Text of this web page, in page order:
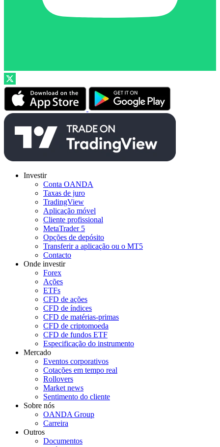
Investir
Conta OANDA
Taxas de juro
TradingView
Aplicação móvel
Cliente profissional
MetaTrader 5
Opções de depósito
Transferir a aplicação ou o MT5
Contacto
Onde investir
Forex
Ações
ETFs
CFD de ações
CFD de índices
CFD de matérias-primas
CFD de criptomoeda
CFD de fundos ETF
Especificação do instrumento
Mercado
Eventos corporativos
Cotações em tempo real
Rollovers
Market news
Sentimento do cliente
Sobre nós
OANDA Group
Carreira
Outros
Documentos